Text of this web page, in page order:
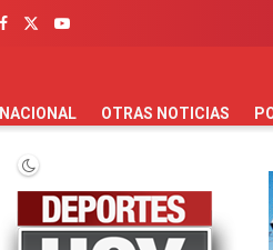
PORTADA
NACIONAL OTRAS NOTICIAS